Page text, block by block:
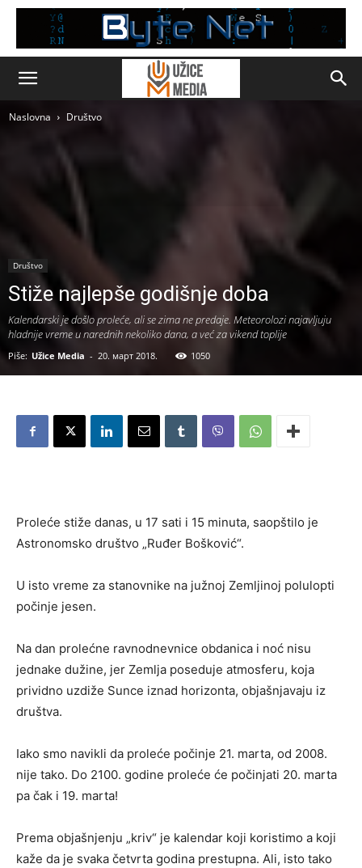
Naslovna Društvo
Društvo
Stiže najlepše godišnje doba
Kalendarski je došlo proleće, ali se zima ne predaje. Meteorolozi najavljuju
hladnije vreme u narednih nekoliko dana, a već za vikend toplije
Piše: Užice Media - 20. март 2018. 1050
Proleće stiže danas, u 17 sati i 15 minuta, saopštilo je
Astronomsko društvo „Ruđer Bošković“.
U isto vreme za stanovnike na južnoj Zemljinoj polulopti
počinje jesen.
Na dan prolećne ravnodnevnice obdanica i noć nisu
jednake dužine, jer Zemlja poseduje atmosferu, koja
prividno uzdiže Sunce iznad horizonta, objašnjavaju iz
društva.
Iako smo navikli da proleće počinje 21. marta, od 2008.
nije tako. Do 2100. godine proleće će počinjati 20. marta
pa čak i 19. marta!
Prema objašnjenju „kriv“ je kalendar koji koristimo a koji
kaže da je svaka četvrta godina prestupna. Ali, isto tako